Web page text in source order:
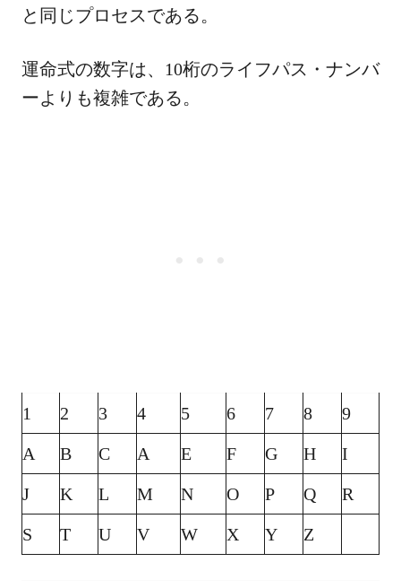
と同じプロセスである。
運命式の数字は、10桁のライフパス・ナンバ
ーよりも複雑である。
1 2 3 4 5 6 7 8 9
A B C A E F G H I
J K L M N O P Q R
S T U V W X Y Z